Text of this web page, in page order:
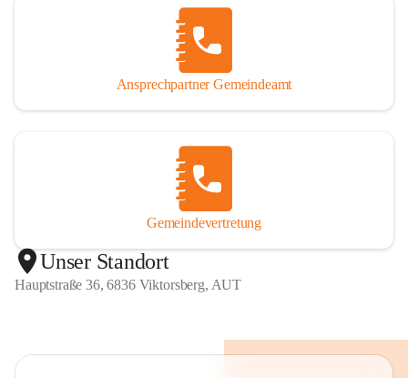
Ansprechpartner Gemeindeamt
Gemeindevertretung
Unser Standort
Hauptstraße 36, 6836 Viktorsberg, AUT